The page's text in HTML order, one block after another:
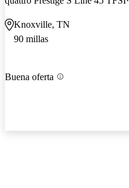
Knoxville, TN
90 millas
Buena oferta